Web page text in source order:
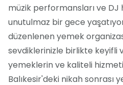
müzik performansları ve
unutulmaz bir gece
düzenlenen yemek
sevdiklerinizle birlikte keyifli
yemeklerin ve kaliteli
Balıkesir'deki nikah sonrası